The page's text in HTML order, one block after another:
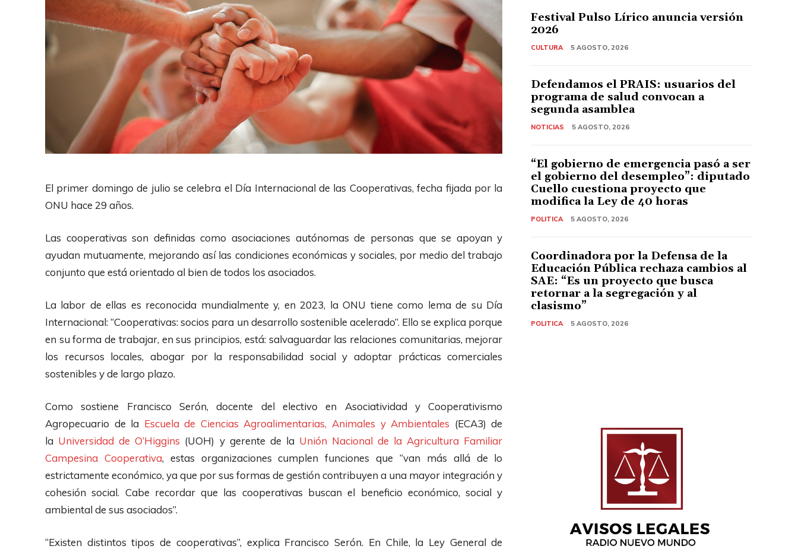
El primer domingo de julio se celebra el Día Internacional de las Cooperativas, fecha fijada por la
ONU hace 29 años.
Las cooperativas son definidas como asociaciones autónomas de personas que se apoyan y
ayudan mutuamente, mejorando así las condiciones económicas y sociales, por medio del trabajo
conjunto que está orientado al bien de todos los asociados.
La labor de ellas es reconocida mundialmente y, en 2023, la ONU tiene como lema de su Día
Internacional: “Cooperativas: socios para un desarrollo sostenible acelerado”. Ello se explica porque
en su forma de trabajar, en sus principios, está: salvaguardar las relaciones comunitarias, mejorar
los recursos locales, abogar por la responsabilidad social y adoptar prácticas comerciales
sostenibles y de largo plazo.
Como sostiene Francisco Serón, docente del electivo en Asociatividad y Cooperativismo
Agropecuario de la Escuela de Ciencias Agroalimentarias, Animales y Ambientales (ECA3) de
la Universidad de O’Higgins (UOH) y gerente de la Unión Nacional de la Agricultura Familiar
Campesina Cooperativa, estas organizaciones cumplen funciones que “van más allá de lo
estrictamente económico, ya que por sus formas de gestión contribuyen a una mayor integración y
cohesión social. Cabe recordar que las cooperativas buscan el beneficio económico, social y
ambiental de sus asociados”.
“Existen distintos tipos de cooperativas”, explica Francisco Serón. En Chile, la Ley General de
Festival Pulso Lírico anuncia versión
2026
CULTURA 5 AGOSTO, 2026
Defendamos el PRAIS: usuarios del
programa de salud convocan a
segunda asamblea
NOTICIAS 5 AGOSTO, 2026
“El gobierno de emergencia pasó a ser
el gobierno del desempleo”: diputado
Cuello cuestiona proyecto que
modifica la Ley de 40 horas
POLITICA 5 AGOSTO, 2026
Coordinadora por la Defensa de la
Educación Pública rechaza cambios al
SAE: “Es un proyecto que busca
retornar a la segregación y al
clasismo”
POLITICA 5 AGOSTO, 2026